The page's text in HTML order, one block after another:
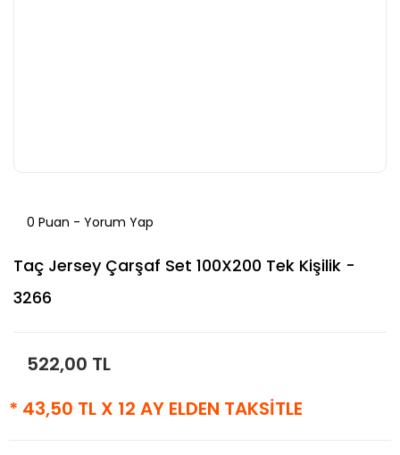
0 Puan - Yorum Yap
Taç Jersey Çarşaf Set 100X200 Tek Kişilik -
3266
522,00 TL
* 43,50 TL X 12 AY ELDEN TAKSİTLE